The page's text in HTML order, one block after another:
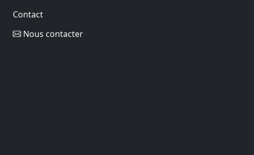
Contact
Nous contacter